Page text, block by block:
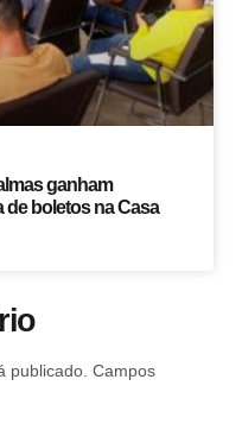
ganham
de boletos na Casa
publicado. Campos